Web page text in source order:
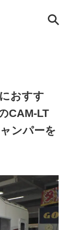
おすす
CAM-LT
ンパーを